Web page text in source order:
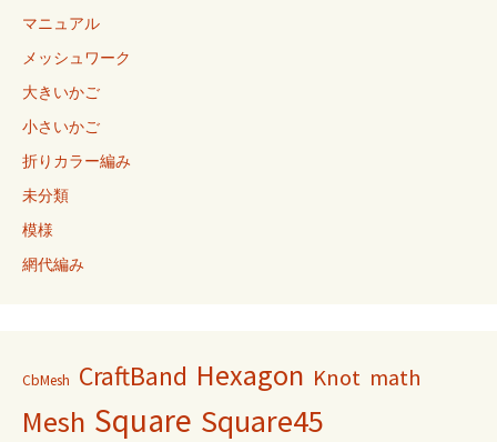
マニュアル
メッシュワーク
大きいかご
小さいかご
折りカラー編み
未分類
模様
網代編み
CbMesh CraftBand Hexagon Knot math
Mesh Square Square45